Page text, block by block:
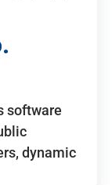
software
dynamic